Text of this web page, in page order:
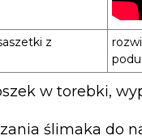
z
w torebki,
ślimaka do